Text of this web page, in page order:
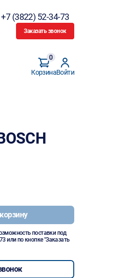
+7 (3822) 52-34-73
Заказать звонок
Корзина
0
Войти
поставки под
или по кнопке "Заказать